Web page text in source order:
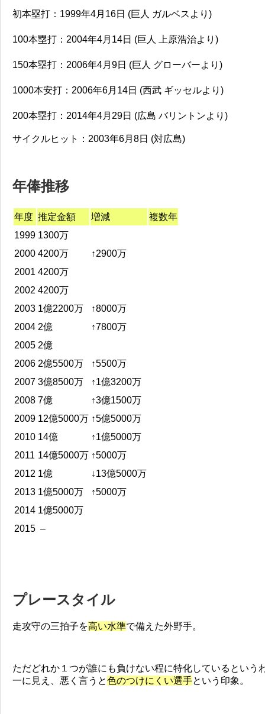
初本塁打：1999年4月16日 (巨人 ガルベスより)
100本塁打：2004年4月14日 (巨人 上原浩治より)
150本塁打：2006年4月9日 (巨人 グローバーより)
1000本安打：2006年6月14日 (西武 ギッセルより)
200本塁打：2014年4月29日 (広島 バリントンより)
サイクルヒット：2003年6月8日 (対広島)
年俸推移
年度 推定金額 増減
複数年
1999 1300万
2000 4200万
↑2900万
2001 4200万
2002 4200万
2003 1億2200万
↑8000万
2004 2億
↑7800万
2005 2億
2006 2億5500万
↑5500万
2007 3億8500万
↑1億3200万
2008 7億
↑3億1500万
2009 12億5000万 ↑5億5000万
2010 14億
↑1億5000万
2011 14億5000万 ↑5000万
2012 1億
↓13億5000万
2013 1億5000万
↑5000万
2014 1億5000万
2015 –
プレースタイル
走攻守の三拍子を高い水準で備えた外野手。
ただどれか１つが誰にも負けない程に特化しているという
一に見え、悪く言うと色のつけにくい選手という印象。